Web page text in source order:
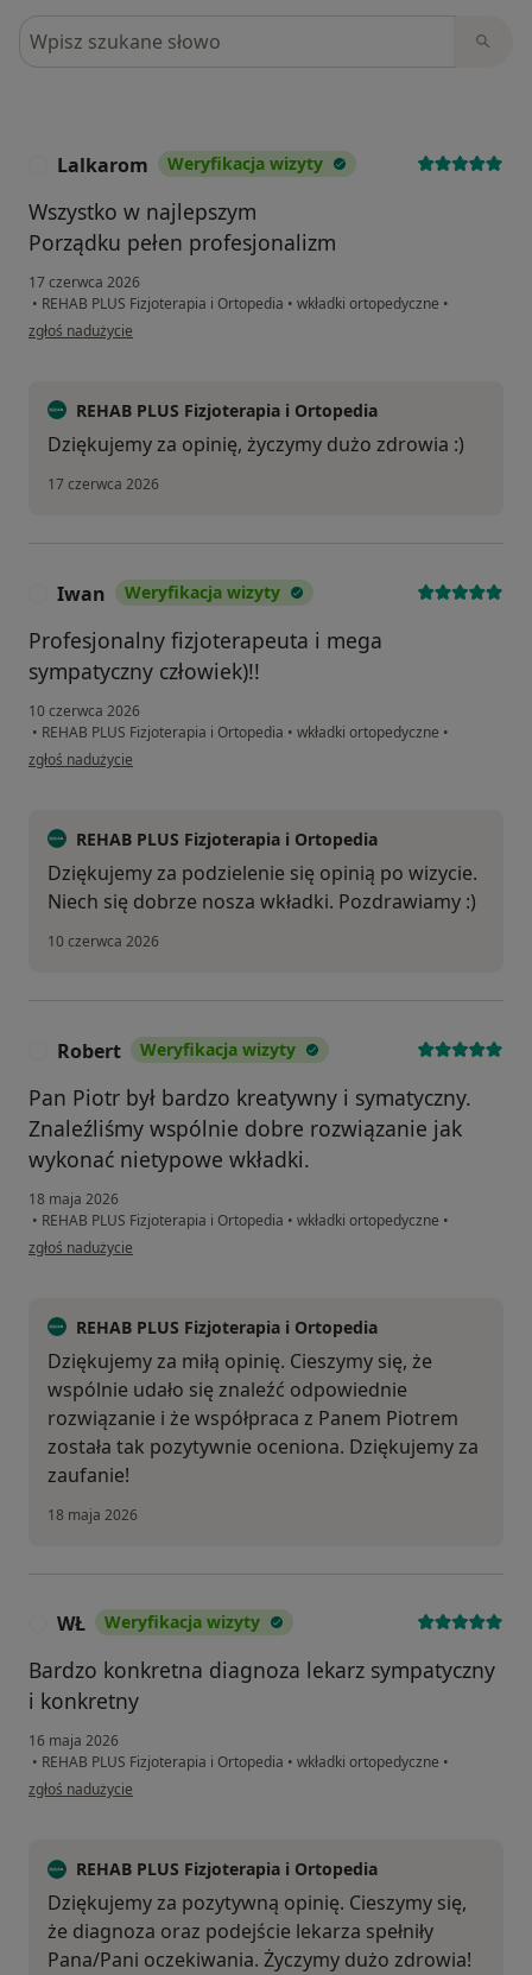
Szukaj w opiniach
Lalkarom Weryfikacja wizyty
Wszystko w najlepszym
Porządku pełen profesjonalizm
17 czerwca 2026
• REHAB PLUS Fizjoterapia i Ortopedia • wkładki ortopedyczne •
w opinii użytkownika Lalkarom
zgłoś nadużycie
REHAB PLUS Fizjoterapia i Ortopedia
Dziękujemy za opinię, życzymy dużo zdrowia :)
17 czerwca 2026
Iwan Weryfikacja wizyty
Profesjonalny fizjoterapeuta i mega
sympatyczny człowiek)!!
10 czerwca 2026
• REHAB PLUS Fizjoterapia i Ortopedia • wkładki ortopedyczne •
w opinii użytkownika Iwan
zgłoś nadużycie
REHAB PLUS Fizjoterapia i Ortopedia
Dziękujemy za podzielenie się opinią po wizycie.
Niech się dobrze nosza wkładki. Pozdrawiamy :)
10 czerwca 2026
Robert Weryfikacja wizyty
Pan Piotr był bardzo kreatywny i symatyczny.
Znaleźliśmy wspólnie dobre rozwiązanie jak
wykonać nietypowe wkładki.
18 maja 2026
• REHAB PLUS Fizjoterapia i Ortopedia • wkładki ortopedyczne •
w opinii użytkownika Robert
zgłoś nadużycie
REHAB PLUS Fizjoterapia i Ortopedia
Dziękujemy za miłą opinię. Cieszymy się, że
wspólnie udało się znaleźć odpowiednie
rozwiązanie i że współpraca z Panem Piotrem
została tak pozytywnie oceniona. Dziękujemy za
zaufanie!
18 maja 2026
WŁ Weryfikacja wizyty
Bardzo konkretna diagnoza lekarz sympatyczny
i konkretny
16 maja 2026
• REHAB PLUS Fizjoterapia i Ortopedia • wkładki ortopedyczne •
w opinii użytkownika WŁ
zgłoś nadużycie
REHAB PLUS Fizjoterapia i Ortopedia
Dziękujemy za pozytywną opinię. Cieszymy się,
że diagnoza oraz podejście lekarza spełniły
Pana/Pani oczekiwania. Życzymy dużo zdrowia!